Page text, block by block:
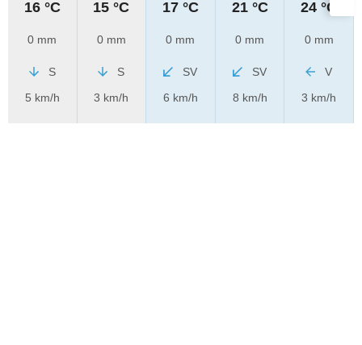
16 °C
0 mm
S
5 km/h
15 °C
0 mm
S
3 km/h
17 °C
0 mm
SV
6 km/h
21 °C
0 mm
SV
8 km/h
24 °C
0 mm
V
3 km/h